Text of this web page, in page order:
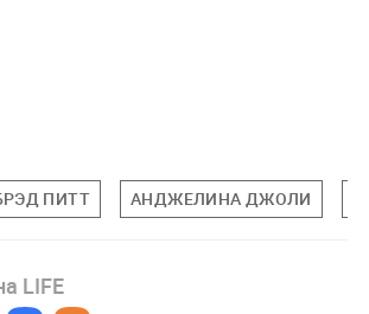
ПИТТ АНДЖЕЛИНА ДЖОЛИ
LIFE